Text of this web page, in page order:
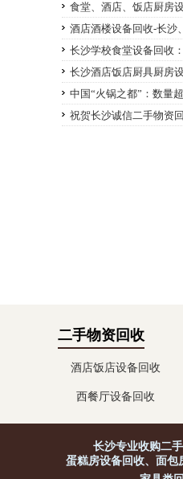
设备回收
食堂、酒店、饭店厨房
厨具回收，工厂设备回收
酒店酒楼设备回收-长沙
潭、株洲等拆除回收酒
长沙学校食堂设备回收
备、空调回收、桌椅回
长沙酒店饭店厨具厨房
中国“火锅之都”：数量
京，一座城挤下1.9万家
祝贺长沙诚信二手物资
二手物资回收
酒店饭店设备回收
西餐厅设备回收
长沙专业收购二
蛋糕房设备回收、面包